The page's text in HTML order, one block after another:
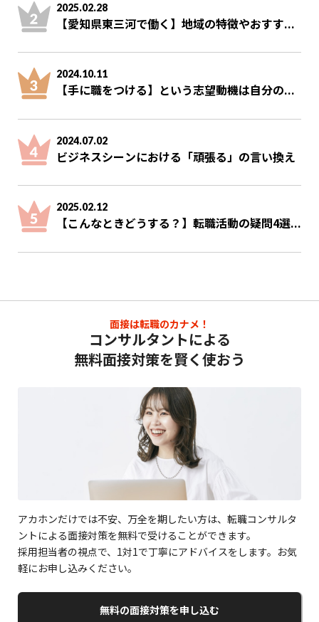
2025.02.28
【愛知県東三河で働く】地域の特徴やおすす...
2024.10.11
【手に職をつける】という志望動機は自分の...
2024.07.02
ビジネスシーンにおける「頑張る」の言い換え
2025.02.12
【こんなときどうする？】転職活動の疑問4選...
面接は転職のカナメ！
コンサルタントによる
無料面接対策を賢く使おう
アカホンだけでは不安、万全を期したい方は、転職コンサルタ
ントによる面接対策を無料で受けることができます。
採用担当者の視点で、1対1で丁寧にアドバイスをします。お気
軽にお申し込みください。
無料の面接対策を申し込む